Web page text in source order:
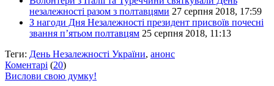
незалежності разом з полтавцями 27 серпня 2018, 17:59
З нагоди Дня Незалежності президент присвоїв почесні
звання п’ятьом полтавцям 25 серпня 2018, 11:13
Теги: День Незалежності України, анонс
Коментарі (20)
Вислови свою думку!